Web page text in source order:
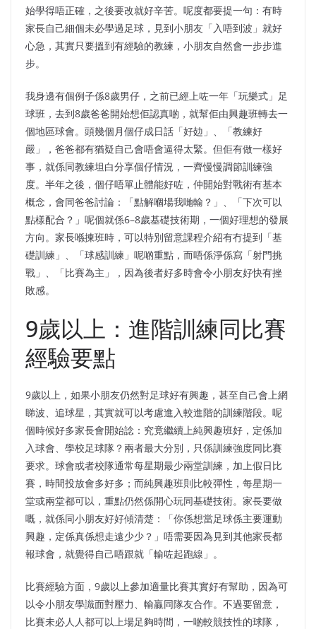
始學得唔正確，之後要改就好辛苦。呢度都要提一句：有時
家長自己細個未必學過足球，見到小朋友「入唔到波」就好
心急，其實只要搵到有經驗的教練，小朋友自然會一步步進
步。
我身邊有個例子係8歲男仔，之前已經上咗一年「玩樂式」足
球班，去到8歲爸爸開始想佢認真啲，就幫佢由興趣班轉去一
個地區球會。頭幾個月個仔成日話「好攰」、「教練好
嚴」，爸爸都有猶疑自己會唔會逼得太緊。但佢有做一樣好
事，就係同教練坦白分享個仔情況，一齊慢慢調節訓練強
度。半年之後，個仔唔單止體能好咗，仲開始對戰術有基本
概念，會同爸爸討論：「點解嗰場我哋輸？」、「下次可以
點樣配合？」呢個就係6–8歲基礎技術期，一個好理想的發展
方向。家長喺揀班時，可以特別留意課程介紹有冇提到「基
礎訓練」、「球感訓練」呢啲重點，而唔係淨係寫「射門挑
戰」、「比賽為主」，因為後者好多時會令小朋友好快有挫
敗感。
9歲以上：進階訓練同比賽
經驗要點
9歲以上，如果小朋友仍然對足球好有興趣，甚至自己會上網
睇波、追球星，其實就可以考慮進入較進階的訓練階段。呢
個時候好多家長會開始諗：究竟繼續上純興趣班好，定係加
入球會、學校足球隊？兩者最大分別，只係訓練強度同比賽
要求。球會或者校隊通常每星期最少兩堂訓練，加上假日比
賽，時間投放會多好多；而純興趣班則比較彈性，每星期一
堂或兩堂都可以，重點仍然係開心玩同基礎技術。家長要做
嘅，就係同小朋友好好傾清楚：「你係想當足球係主要運動
興趣，定係真係想走遠少少？」唔需要因為見到其他家長都
報球會，就覺得自己唔跟就「輸咗起跑線」。
比賽經驗方面，9歲以上參加適量比賽其實好有幫助，因為可
以令小朋友學識面對壓力、輸贏同隊友合作。不過要留意，
比賽未必人人都可以上場足夠時間，一啲較競技性的球隊，